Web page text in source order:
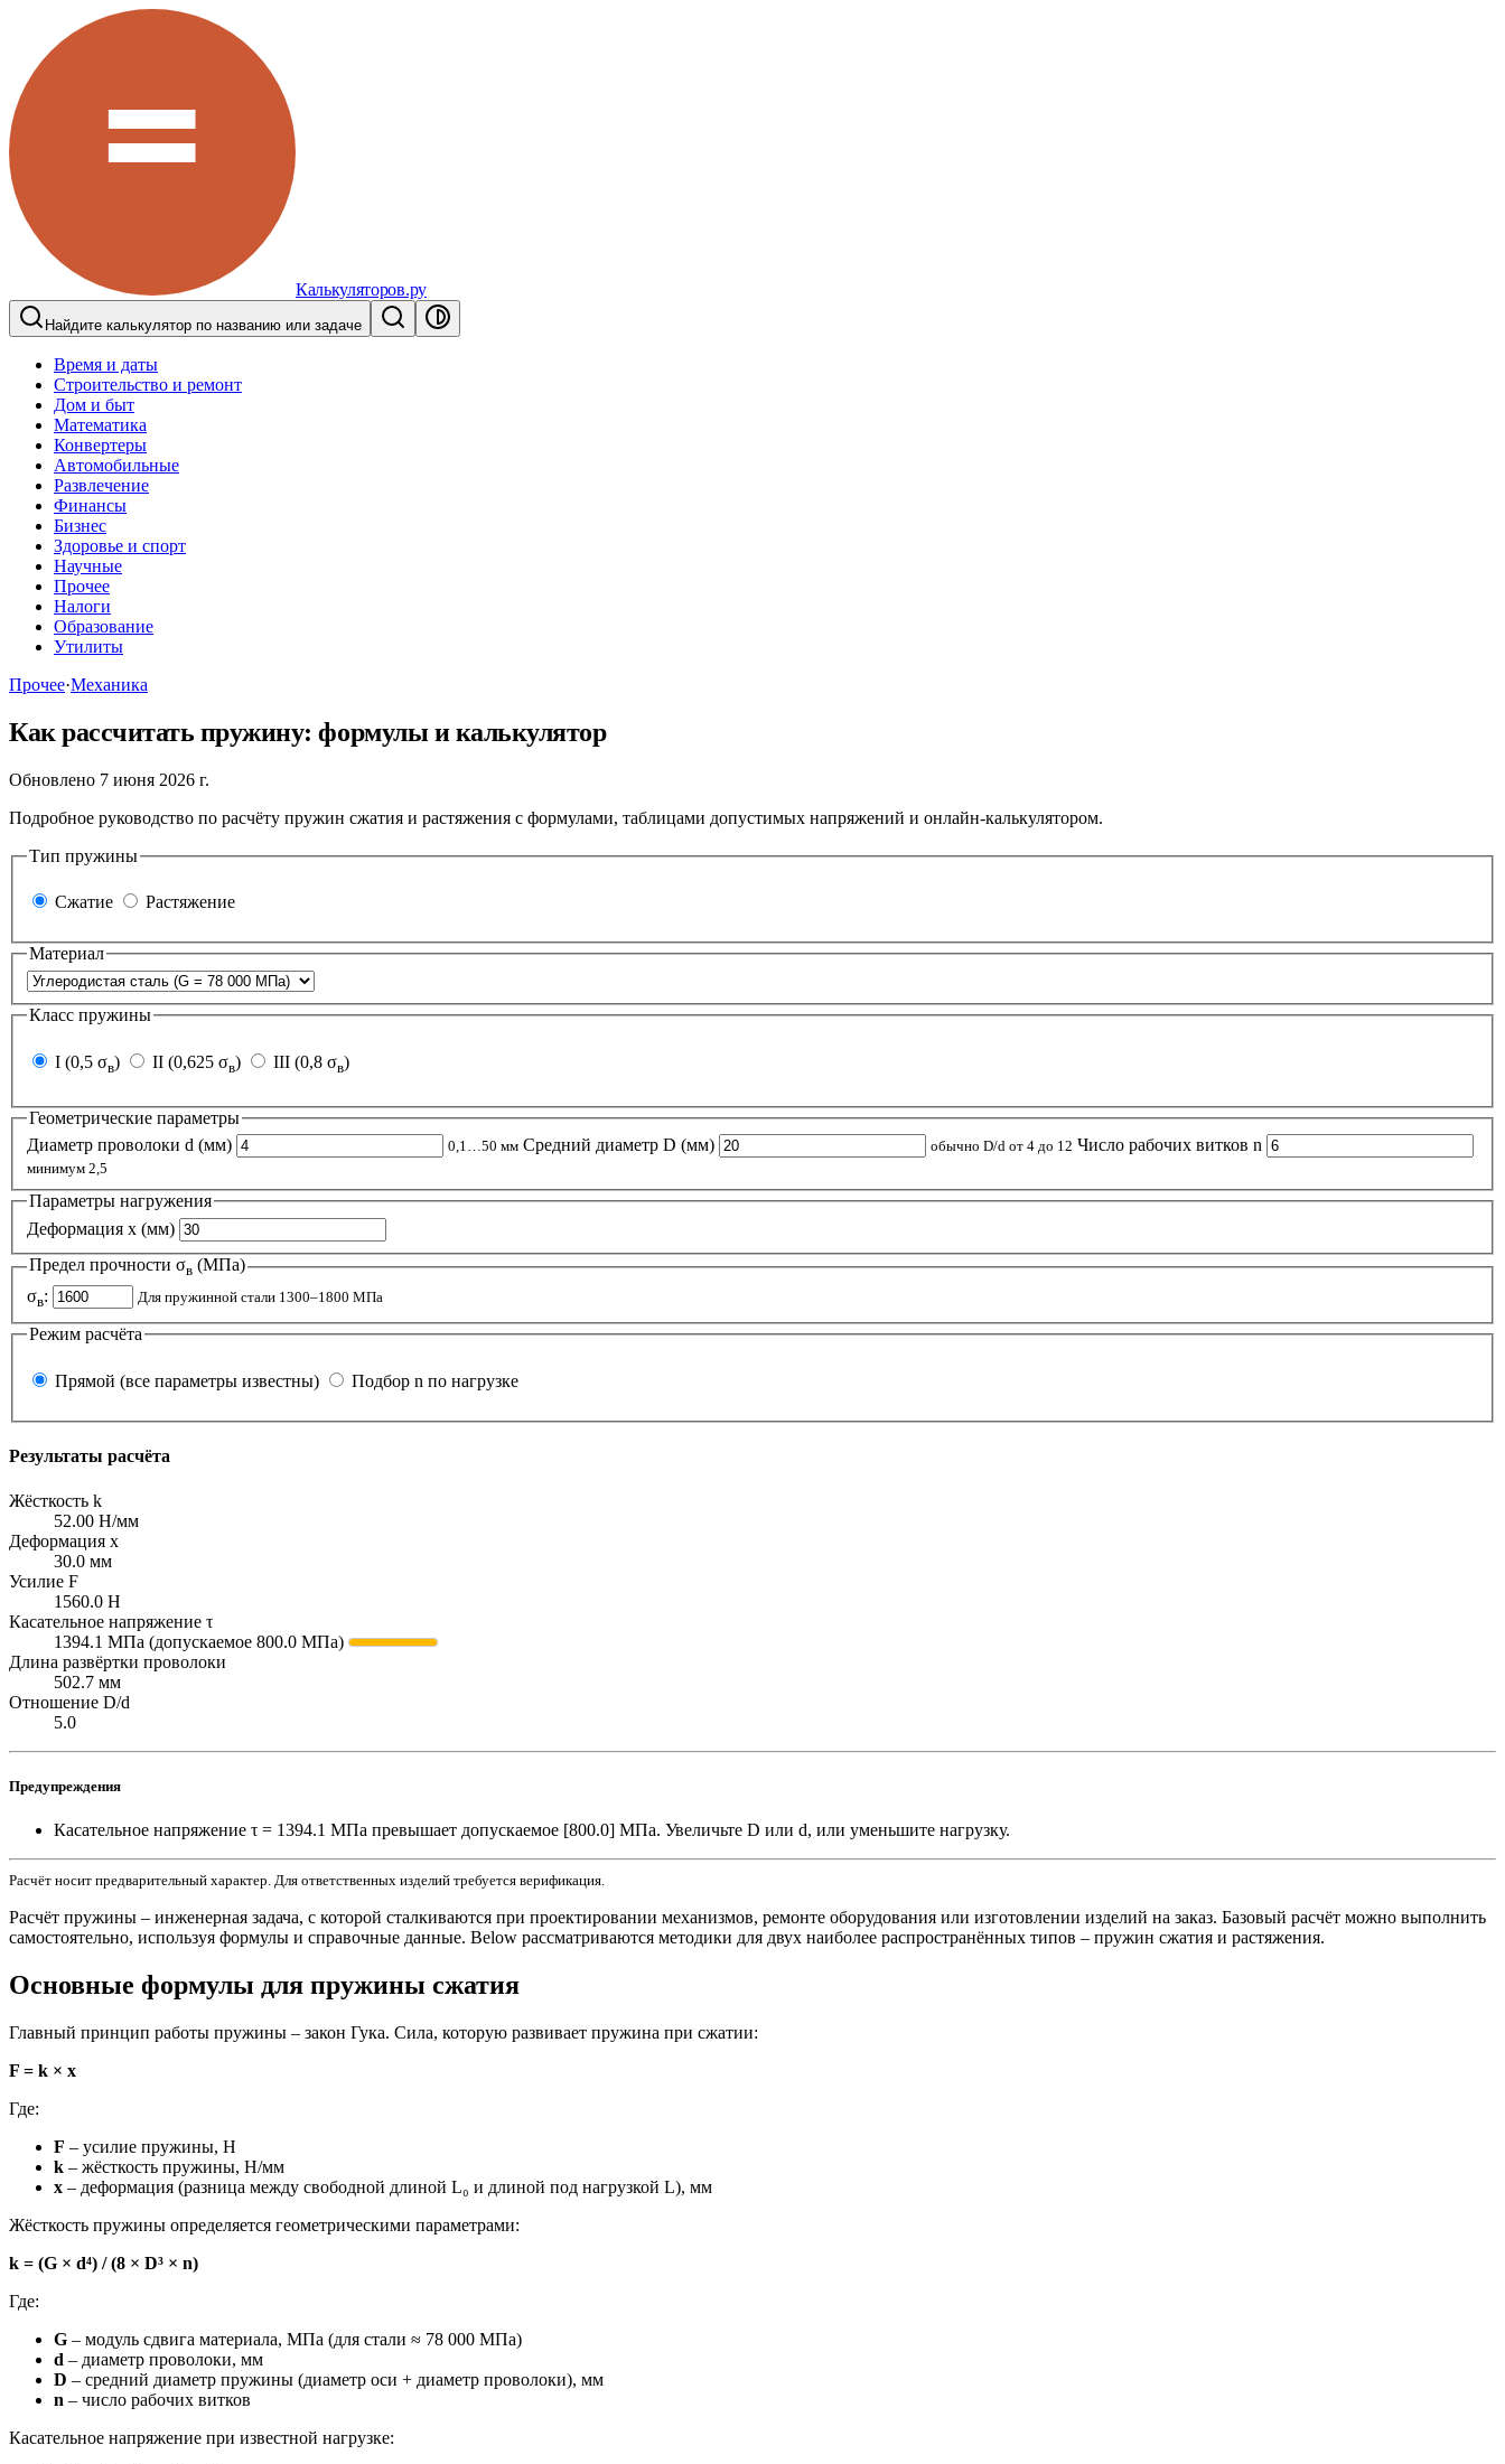
Калькуляторов.ру
Найдите калькулятор по названию или задаче
Время и даты
Строительство и ремонт
Дом и быт
Математика
Конвертеры
Автомобильные
Развлечение
Финансы
Бизнес
Здоровье и спорт
Научные
Прочее
Налоги
Образование
Утилиты
Прочее·Механика
Как рассчитать пружину: формулы и калькулятор
Обновлено 7 июня 2026 г.
Подробное руководство по расчёту пружин сжатия и растяжения с формулами, таблицами допустимых напряжений и онлайн-калькулятором.
Тип пружины
Сжатие Растяжение
Материал
Класс пружины
I (0,5 σв) II (0,625 σв) III (0,8 σв)
Геометрические параметры
Диаметр проволоки d (мм)
0,1…50 мм Средний диаметр D (мм) обычно D/d от 4 до 12 Число рабочих витков n
минимум 2,5
Параметры нагружения
Деформация x (мм)
Предел прочности σв (МПа)
σв: Для пружинной стали 1300–1800 МПа
Режим расчёта
Прямой (все параметры известны) Подбор n по нагрузке
Результаты расчёта
Жёсткость k
52.00 Н/мм
Деформация x
30.0 мм
Усилие F
1560.0 Н
Касательное напряжение τ
1394.1 МПа (допускаемое 800.0 МПа)
Длина развёртки проволоки
502.7 мм
Отношение D/d
5.0
Предупреждения
Касательное напряжение τ = 1394.1 МПа превышает допускаемое [800.0] МПа. Увеличьте D или d, или уменьшите нагрузку.
Расчёт носит предварительный характер. Для ответственных изделий требуется верификация.
Расчёт пружины – инженерная задача, с которой сталкиваются при проектировании механизмов, ремонте оборудования или изготовлении изделий на заказ. Базовый расчёт можно выполнить
самостоятельно, используя формулы и справочные данные. Below рассматриваются методики для двух наиболее распространённых типов – пружин сжатия и растяжения.
Основные формулы для пружины сжатия
Главный принцип работы пружины – закон Гука. Сила, которую развивает пружина при сжатии:
F = k × x
Где:
F – усилие пружины, Н
k – жёсткость пружины, Н/мм
x – деформация (разница между свободной длиной L₀ и длиной под нагрузкой L), мм
Жёсткость пружины определяется геометрическими параметрами:
k = (G × d⁴) / (8 × D³ × n)
Где:
G – модуль сдвига материала, МПа (для стали ≈ 78 000 МПа)
d – диаметр проволоки, мм
D – средний диаметр пружины (диаметр оси + диаметр проволоки), мм
n – число рабочих витков
Касательное напряжение при известной нагрузке: